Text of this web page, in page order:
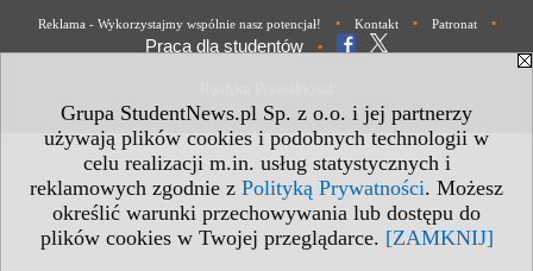
Grupa StudentNews.pl Sp. z o.o. i jej partnerzy
używają plików cookies i podobnych technologii w
celu realizacji m.in. usług statystycznych i
reklamowych zgodnie z Polityką Prywatności. Możesz
określić warunki przechowywania lub dostępu do
plików cookies w Twojej przeglądarce. [ZAMKNIJ]
Reklama - Wykorzystajmy wspólnie nasz potencjał! • Kontakt • Patronat •
Praca dla studentów •